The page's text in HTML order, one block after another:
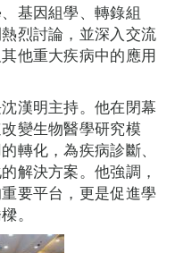
基因組學、轉錄組
烈討論，並深入交流
他重大疾病中的應用
漢明主持。他在閉幕
變生物醫學研究模
轉化，為疾病診斷、
解決方案。他強調，
要平台，更是促進學
。